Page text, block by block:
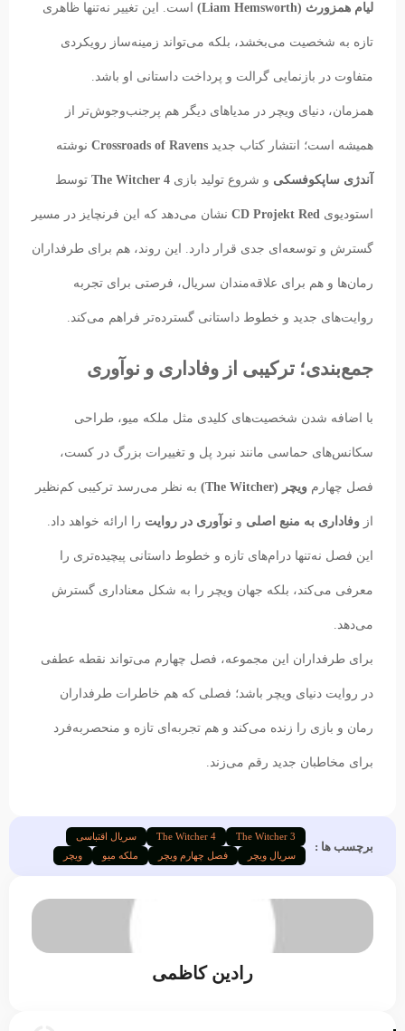
لیام همزورث (Liam Hemsworth) است. این تغییر نه‌تنها ظاهری
تازه به شخصیت می‌بخشد، بلکه می‌تواند زمینه‌ساز رویکردی
متفاوت در بازنمایی گرالت و پرداخت داستانی او باشد.
همزمان، دنیای ویچر در مدیاهای دیگر هم پرجنب‌وجوش‌تر از
همیشه است؛ انتشار کتاب جدید Crossroads of Ravens نوشته
آندژی ساپکوفسکی و شروع تولید بازی The Witcher 4 توسط
استودیوی CD Projekt Red نشان می‌دهد که این فرنچایز در مسیر
گسترش و توسعه‌ای جدی قرار دارد. این روند، هم برای طرفداران
رمان‌ها و هم برای علاقه‌مندان سریال، فرصتی برای تجربه
روایت‌های جدید و خطوط داستانی گسترده‌تر فراهم می‌کند.
جمع‌بندی؛ ترکیبی از وفاداری و نوآوری
با اضافه شدن شخصیت‌های کلیدی مثل ملکه میو، طراحی
سکانس‌های حماسی مانند نبرد پل و تغییرات بزرگ در کست،
فصل چهارم ویچر (The Witcher) به نظر می‌رسد ترکیبی کم‌نظیر
از وفاداری به منبع اصلی و نوآوری در روایت را ارائه خواهد داد.
این فصل نه‌تنها درام‌های تازه و خطوط داستانی پیچیده‌تری را
معرفی می‌کند، بلکه جهان ویچر را به شکل معناداری گسترش
می‌دهد.
برای طرفداران این مجموعه، فصل چهارم می‌تواند نقطه عطفی
در روایت دنیای ویچر باشد؛ فصلی که هم خاطرات طرفداران
رمان و بازی را زنده می‌کند و هم تجربه‌ای تازه و منحصربه‌فرد
برای مخاطبان جدید رقم می‌زند.
برچسب ها :
The Witcher 3
The Witcher 4
سریال اقتباسی
سریال ویچر
فصل چهارم ویچر ملکه میو ویچر
رادین کاظمی